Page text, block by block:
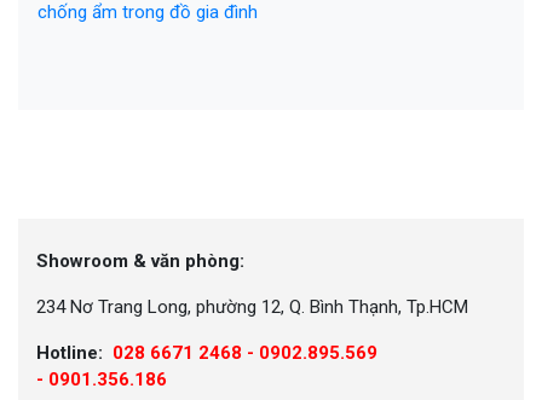
chống ẩm trong đồ gia đình
Showroom & văn phòng:
234 Nơ Trang Long, phường 12, Q. Bình Thạnh, Tp.HCM
Hotline: 028 6671 2468 - 0902.895.569
- 0901.356.186